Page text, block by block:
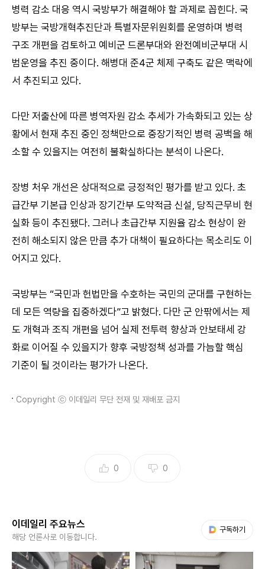
병력 감소 대응 역시 국방부가 해결해야 할 과제로 꼽힌다. 국
방부는 국방개혁추진단과 특별자문위원회를 운영하며 병력
구조 개편을 검토하고 예비군 드론부대와 완전예비군부대 시
범운영을 추진 중이다. 해병대 준4군 체제 구축도 같은 맥락에
서 추진되고 있다.
다만 저출산에 따른 병역자원 감소 추세가 가속화되고 있는 상
황에서 현재 추진 중인 정책만으로 중장기적인 병력 공백을 해
소할 수 있을지는 여전히 불확실하다는 분석이 나온다.
장병 처우 개선은 상대적으로 긍정적인 평가를 받고 있다. 초
급간부 기본급 인상과 장기간부 도약적금 신설, 당직근무비 현
실화 등이 추진됐다. 그러나 초급간부 지원율 감소 현상이 완
전히 해소되지 않은 만큼 추가 대책이 필요하다는 목소리도 이
어지고 있다.
국방부는 “국민과 헌법만을 수호하는 국민의 군대를 구현하는
데 모든 역량을 집중하겠다”고 밝혔다. 다만 군 안팎에서는 제
도 개혁과 조직 개편을 넘어 실제 전투력 향상과 안보태세 강
화로 이어질 수 있을지가 향후 국방정책 성과를 가늠할 핵심
기준이 될 것이라는 평가가 나온다.
Copyright ⓒ 이데일리 무단 전재 및 재배포 금지
0 0
이데일리 주요뉴스
해당 언론사로 이동합니다.
구독하기